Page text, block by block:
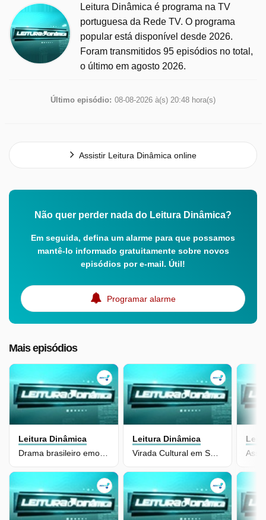
Leitura Dinâmica é programa na TV
portuguesa da Rede TV. O programa
popular está disponível desde 2026.
Foram transmitidos 95 episódios no total,
o último em agosto 2026.
Último episódio: 08-08-2026 à(s) 20:48 hora(s)
Assistir Leitura Dinâmica online
Não quer perder nada do Leitura Dinâmica?
Em seguida, defina um alarme para que possamos
mantê-lo informado gratuitamente sobre novos
episódios por e-mail. Útil!
Programar alarme
Mais episódios
Leitura Dinâmica
Drama brasileiro emociona público no Festival de Cannes
Leitura Dinâmica
Virada Cultural em SP terá 24h de atrações gratuitas